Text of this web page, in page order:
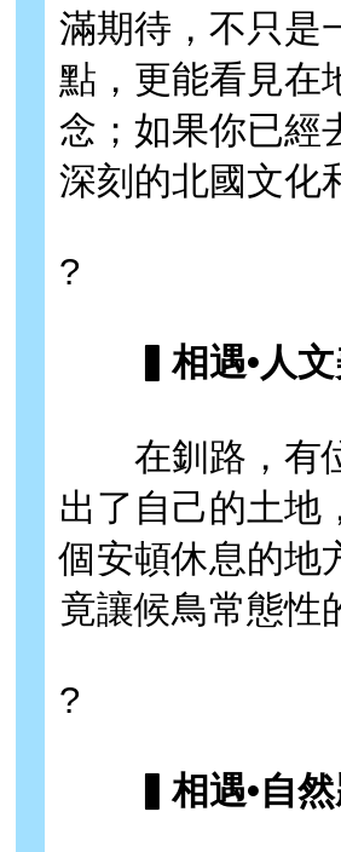
滿期待，不只是
點，更能看見在
念；如果你已經
深刻的北國文化
?
▍相遇•人文
在釧路，有位
出了自己的土地
個安頓休息的地
竟讓候鳥常態性
?
▍相遇•自然